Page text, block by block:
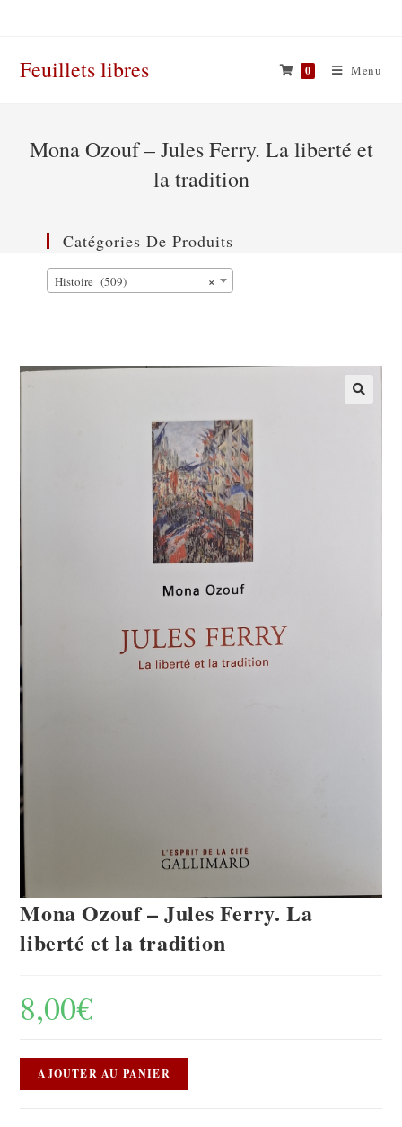
Feuillets libres 0 Menu
Mona Ozouf – Jules Ferry. La liberté et
la tradition
Mona Ozouf – Jules Ferry. La
liberté et la tradition
8,00€
AJOUTER AU PANIER
Catégories De Produits
×
Histoire (509)